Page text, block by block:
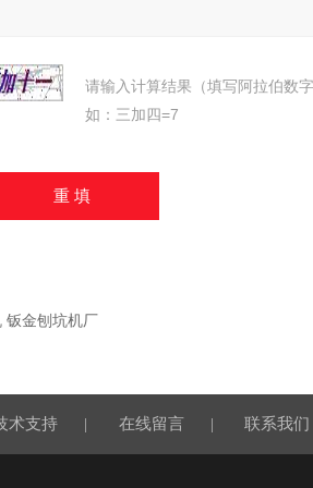
请输入计算结果（填写阿拉伯数字
如：三加四=7
钣金刨坑机厂
术支持 | 在线留言 | 联系我们